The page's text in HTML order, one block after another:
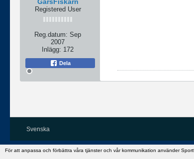
För att anpassa och förbättra våra tjänster och vår kommunikation använder
Registered User
Reg.datum: Sep
2007
Inlägg: 172
Dela
Svenska